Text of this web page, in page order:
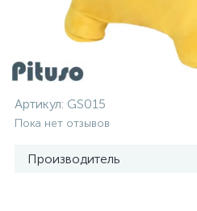
Артикул: GS015
Пока нет отзывов
Производитель